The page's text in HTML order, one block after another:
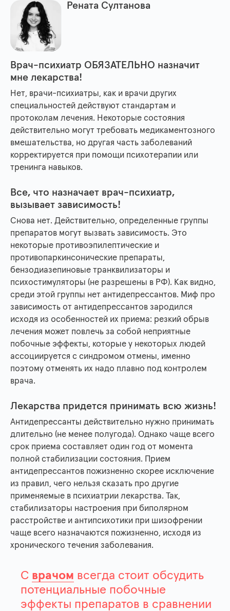
Рената Султанова
Врач-психиатр ОБЯЗАТЕЛЬНО назначит
мне лекарства!
Нет, врачи-психиатры, как и врачи других
специальностей действуют стандартам и
протоколам лечения. Некоторые состояния
действительно могут требовать медикаментозного
вмешательства, но другая часть заболеваний
корректируется при помощи психотерапии или
тренинга навыков.
Все, что назначает врач-психиатр,
вызывает зависимость!
Снова нет. Действительно, определенные группы
препаратов могут вызвать зависимость. Это
некоторые противоэпилептические и
противопаркинсонические препараты,
бензодиазепиновые транквилизаторы и
психостимуляторы (не разрешены в РФ). Как видно,
среди этой группы нет антидепрессантов. Миф про
зависимость от антидепрессантов зародился
исходя из особенностей их приема: резкий обрыв
лечения может повлечь за собой неприятные
побочные эффекты, которые у некоторых людей
ассоциируется с синдромом отмены, именно
поэтому отменять их надо плавно под контролем
врача.
Лекарства придется принимать всю жизнь!
Антидепрессанты действительно нужно принимать
длительно (не менее полугода). Однако чаще всего
срок приема составляет один год от момента
полной стабилизации состояния. Прием
антидепрессантов пожизненно скорее исключение
из правил, чего нельзя сказать про другие
применяемые в психиатрии лекарства. Так,
стабилизаторы настроения при биполярном
расстройстве и антипсихотики при шизофрении
чаще всего назначаются пожизненно, исходя из
хронического течения заболевания.
С врачом всегда стоит обсудить
потенциальные побочные
эффекты препаратов в сравнении